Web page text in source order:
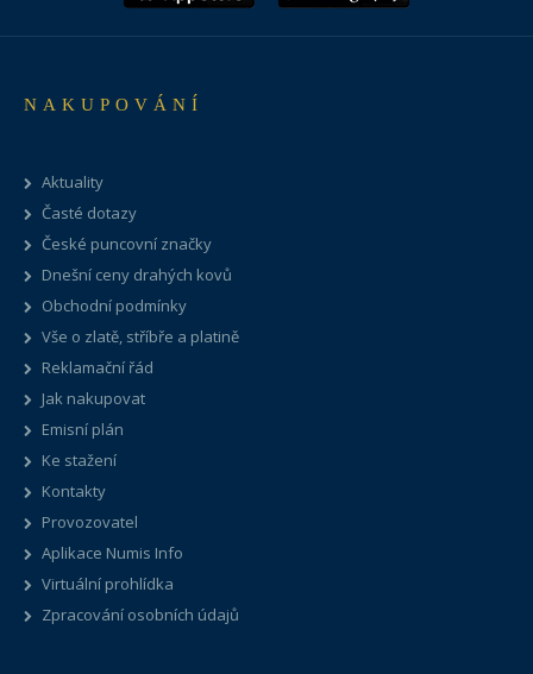
NAKUPOVÁNÍ
Aktuality
Časté dotazy
České puncovní značky
Dnešní ceny drahých kovů
Obchodní podmínky
Vše o zlatě, stříbře a platině
Reklamační řád
Jak nakupovat
Emisní plán
Ke stažení
Kontakty
Provozovatel
Aplikace Numis Info
Virtuální prohlídka
Zpracování osobních údajů